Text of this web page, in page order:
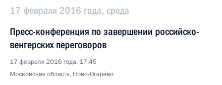
17 февраля 2016 года, среда
Пресс-конференция по завершении российско-
венгерских переговоров
17 февраля 2016 года, 17:45
Московская область, Ново-Огарёво